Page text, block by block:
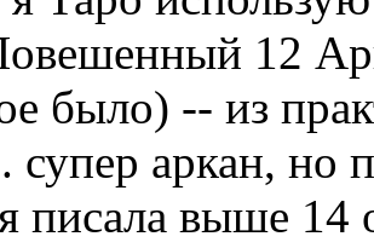
12
было) -- из
супер аркан,
писала выше 14